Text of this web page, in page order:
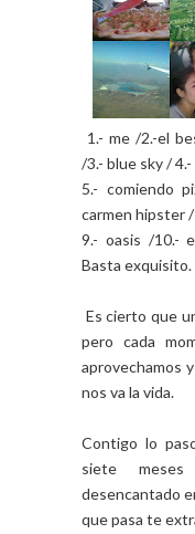
1.- me /2.-el
/3.- blue sky /
5.- comiendo
carmen hipster /
9.- oasis /10.-
Basta exquisito.
Es cierto que
pero cada
aprovechamos
nos va la vida.
Contigo lo
siete
desencantado
que pasa te